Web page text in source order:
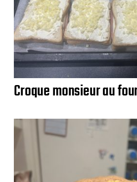
Croque monsieur au